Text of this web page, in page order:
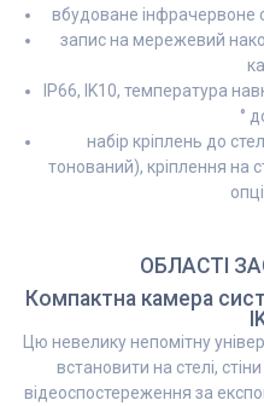
вбудоване інфрачервоне
запис на мережевий
IP66, IK10, температура
°
набір кріплень до
тонований), кріплення на
ОБЛАСТІ
Компактна камера
Цю невелику непомітну
встановити на стелі,
відеоспостереження за